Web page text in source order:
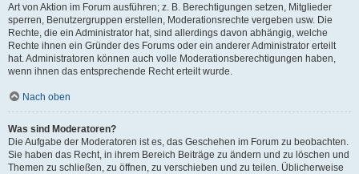
Art von Aktion im Forum ausführen; z. B. Berechtigungen setzen, Mitglieder
sperren, Benutzergruppen erstellen, Moderationsrechte vergeben usw. Die
Rechte, die ein Administrator hat, sind allerdings davon abhängig, welche
Rechte ihnen ein Gründer des Forums oder ein anderer Administrator erteilt
hat. Administratoren können auch volle Moderationsberechtigungen haben,
wenn ihnen das entsprechende Recht erteilt wurde.
Nach oben
Was sind Moderatoren?
Die Aufgabe der Moderatoren ist es, das Geschehen im Forum zu beobachten.
Sie haben das Recht, in ihrem Bereich Beiträge zu ändern und zu löschen und
Themen zu schließen, zu öffnen, zu verschieben und zu teilen. Üblicherweise